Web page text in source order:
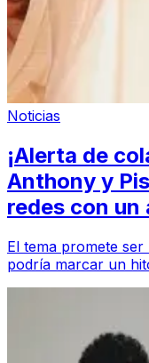
Noticias
¡Alerta de
Anthony y
redes con un
El tema promete
podría marcar un